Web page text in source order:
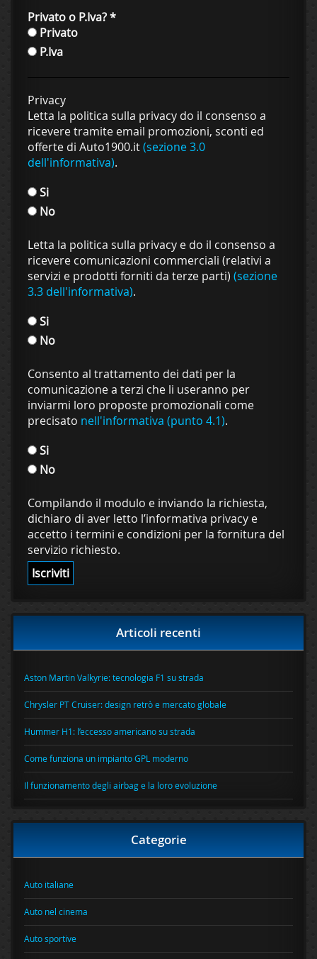
Privato o P.Iva?*
Privato
P.Iva
Privacy
Letta la politica sulla privacy do il consenso a
ricevere tramite email promozioni, sconti ed
offerte di Auto1900.it(sezione 3.0
dell'informativa).
Si
No
Letta la politica sulla privacy e do il consenso a
ricevere comunicazioni commerciali (relativi a
servizi e prodotti forniti da terze parti) (sezione
3.3 dell'informativa).
Si
No
Consento al trattamento dei dati per la
comunicazione a terzi che li useranno per
inviarmi loro proposte promozionali come
precisato nell'informativa (punto 4.1).
Si
No
Compilando il modulo e inviando la richiesta,
dichiaro di aver letto l’informativa privacy e
accetto i termini e condizioni per la fornitura del
servizio richiesto.
Articoli recenti
Aston Martin Valkyrie: tecnologia F1 su strada
Chrysler PT Cruiser: design retrò e mercato globale
Hummer H1: l’eccesso americano su strada
Come funziona un impianto GPL moderno
Il funzionamento degli airbag e la loro evoluzione
Categorie
Auto italiane
Auto nel cinema
Auto sportive